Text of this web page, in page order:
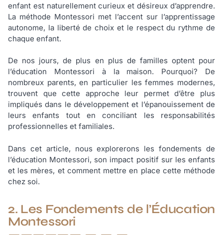
enfant est naturellement curieux et désireux d’apprendre.
La méthode Montessori met l’accent sur l’apprentissage
autonome, la liberté de choix et le respect du rythme de
chaque enfant.
De nos jours, de plus en plus de familles optent pour
l’éducation Montessori à la maison. Pourquoi? De
nombreux parents, en particulier les femmes modernes,
trouvent que cette approche leur permet d’être plus
impliqués dans le développement et l’épanouissement de
leurs enfants tout en conciliant les responsabilités
professionnelles et familiales.
Dans cet article, nous explorerons les fondements de
l’éducation Montessori, son impact positif sur les enfants
et les mères, et comment mettre en place cette méthode
chez soi.
2. Les Fondements de l’Éducation
Montessori